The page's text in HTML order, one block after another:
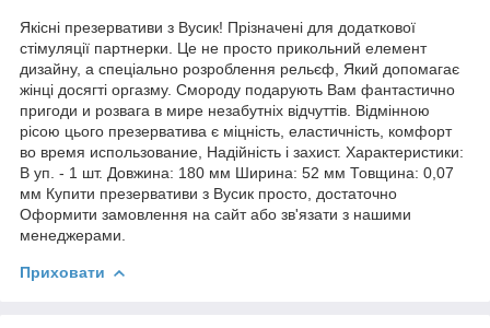
Якісні презервативи з Вусик! Прізначені для додаткової
стімуляції партнерки. Це не просто прикольний елемент
дизайну, а спеціально розроблення рельєф, Який допомагає
жінці досягті оргазму. Смороду подарують Вам фантастично
пригоди и розвага в мире незабутніх відчуттів. Відмінною
рісою цього презерватива є міцність, еластичність, комфорт
во время использование, Надійність і захист. Характеристики:
В уп. - 1 шт. Довжина: 180 мм Ширина: 52 мм Товщина: 0,07
мм Купити презервативи з Вусик просто, достаточно
Оформити замовлення на сайт або зв'язати з нашими
менеджерами.
Приховати